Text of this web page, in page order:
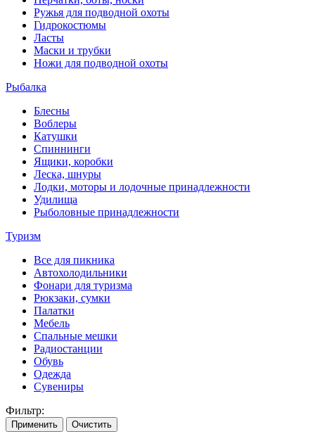
Ружья для подводной охоты
Гидрокостюмы
Ласты
Маски и трубки
Ножи для подводной охоты
Рыбалка
Блесны
Воблеры
Катушки
Спиннинги
Ящики, коробки
Леска, шнуры
Лодки, моторы и лодочные принадлежности
Удилища
Рыболовные принадлежности
Туризм
Все для пикника
Автохолодильники
Фонари для туризма
Рюкзаки, сумки
Палатки
Мебель
Спальные мешки
Радиостанции
Обувь
Одежда
Сувениры
Фильтр:
Применить Очистить